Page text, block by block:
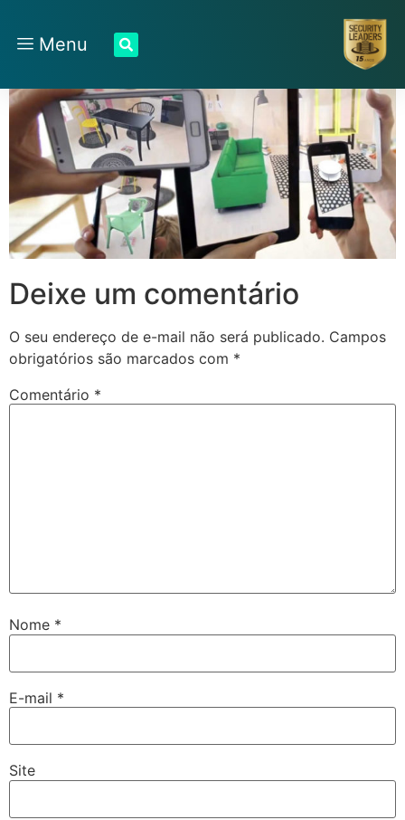
Menu
Deixe um comentário
O seu endereço de e-mail não será publicado. Campos
obrigatórios são marcados com *
Comentário *
Nome *
E-mail *
Site